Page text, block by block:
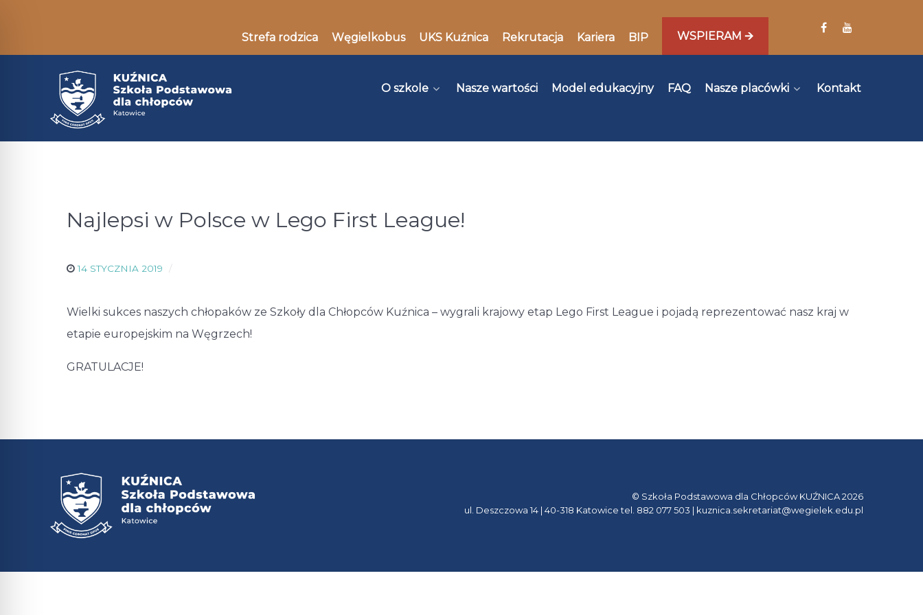
Strefa rodzica Węgielkobus UKS Kuźnica Rekrutacja Kariera BIP WSPIERAM 🡪
O szkole Nasze wartości Model edukacyjny FAQ Nasze placówki Kontakt
Najlepsi w Polsce w Lego First League!
14 STYCZNIA 2019
Wielki sukces naszych chłopaków ze Szkoły dla Chłopców Kuźnica – wygrali krajowy etap Lego First League i pojadą reprezentować nasz kraj w
etapie europejskim na Węgrzech!
GRATULACJE!
© Szkoła Podstawowa dla Chłopców KUŹNICA 2026
ul. Deszczowa 14 | 40-318 Katowice tel. 882 077 503 | kuznica.sekretariat@wegielek.edu.pl